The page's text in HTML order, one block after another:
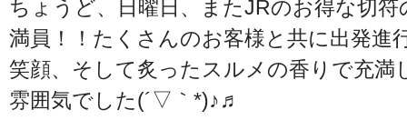
ちょうど、日曜日、またJRのお得な切
満員！！たくさんのお客様と共に出発進
笑顔、そして炙ったスルメの香りで充満
雰囲気でした(´▽｀*)♪♬